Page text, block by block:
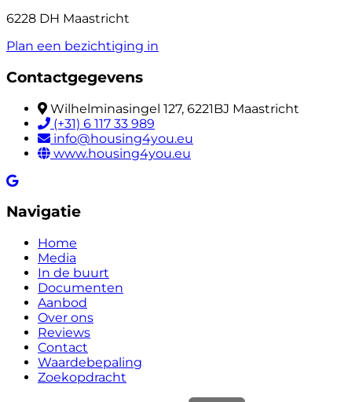
6228 DH Maastricht
Plan een bezichtiging in
Contactgegevens
Wilhelminasingel 127, 6221BJ Maastricht
(+31) 6 117 33 989
info@housing4you.eu
www.housing4you.eu
Navigatie
Home
Media
In de buurt
Documenten
Aanbod
Over ons
Reviews
Contact
Waardebepaling
Zoekopdracht